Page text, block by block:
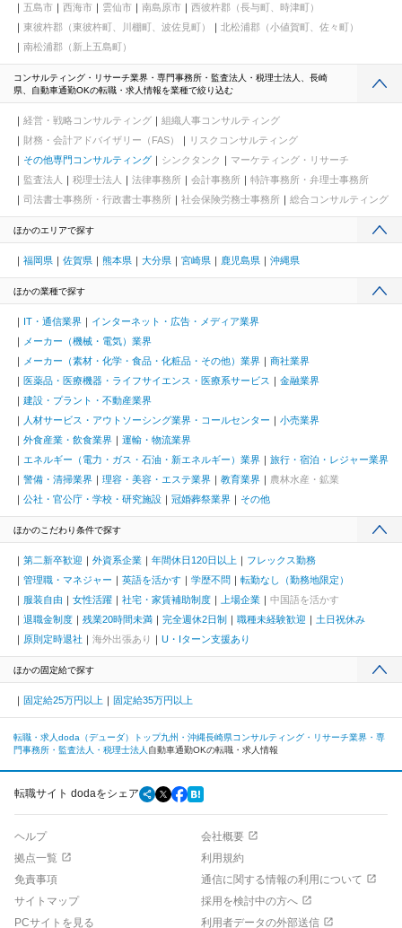
五島市
西海市 雲仙市 南島原市
西彼杵郡（長与町、時津町）
東彼杵郡（東彼杵町、川棚町、波佐見町）
北松浦郡（小値賀町、佐々町）
南松浦郡（新上五島町）
コンサルティング・リサーチ業界・専門事務所・監査法人・税理士法人、長崎
県、自動車通勤OKの転職・求人情報を業種で絞り込む
経営・戦略コンサルティング
組織人事コンサルティング
財務・会計アドバイザリー（FAS）
リスクコンサルティング
その他専門コンサルティング
シンクタンク
マーケティング・リサーチ
監査法人
税理士法人 法律事務所 会計事務所
特許事務所・弁理士事務所
司法書士事務所・行政書士事務所
社会保険労務士事務所 総合コンサルティング
ほかのエリアで探す
福岡県 佐賀県 熊本県 大分県 宮崎県 鹿児島県 沖縄県
ほかの業種で探す
IT・通信業界
インターネット・広告・メディア業界
メーカー（機械・電気）業界
メーカー（素材・化学・食品・化粧品・その他）業界
商社業界
医薬品・医療機器・ライフサイエンス・医療系サービス
金融業界
建設・プラント・不動産業界
人材サービス・アウトソーシング業界・コールセンター
小売業界
外食産業・飲食業界
運輸・物流業界
エネルギー（電力・ガス・石油・新エネルギー）業界
旅行・宿泊・レジャー業界
警備・清掃業界
理容・美容・エステ業界 教育業界
農林水産・鉱業
公社・官公庁・学校・研究施設
冠婚葬祭業界 その他
ほかのこだわり条件で探す
第二新卒歓迎 外資系企業 年間休日120日以上
フレックス勤務
管理職・マネジャー
英語を活かす 学歴不問
転勤なし（勤務地限定）
服装自由
女性活躍 社宅・家賃補助制度 上場企業
中国語を活かす
退職金制度
残業20時間未満 完全週休2日制 職種未経験歓迎
土日祝休み
原則定時退社
海外出張あり U・Iターン支援あり
ほかの固定給で探す
固定給25万円以上 固定給35万円以上
転職・求人doda（デューダ）トップ九州・沖縄長崎県コンサルティング・リサーチ業界・専
門事務所・監査法人・税理士法人 自動車通勤OKの転職・求人情報
転職サイト dodaをシェア
ヘルプ
会社概要
拠点一覧
利用規約
免責事項
通信に関する情報の利用について
サイトマップ
採用を検討中の方へ
PCサイトを見る
利用者データの外部送信